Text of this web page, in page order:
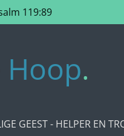
119:89
Hoop.
GEEST - HELPER EN